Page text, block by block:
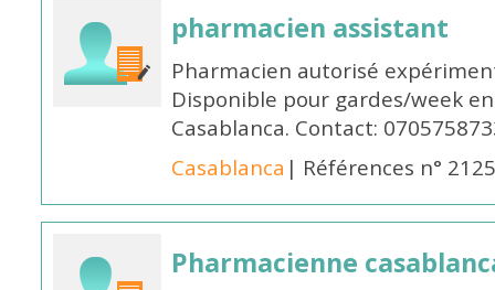
pharmacien assistant
Pharmacien autorisé
Disponible pour gardes/week
Casablanca. Contact:
Casablanca | Références n°
Pharmacienne